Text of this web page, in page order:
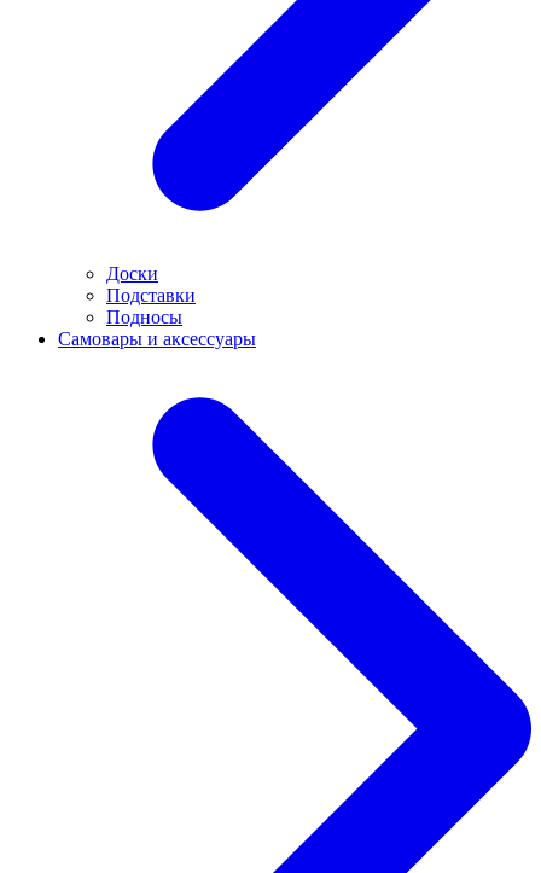
Доски
Подставки
Подносы
Самовары и аксессуары